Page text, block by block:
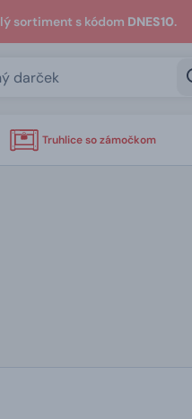
sortiment s kódom DNES10.
Truhlice so zámočkom